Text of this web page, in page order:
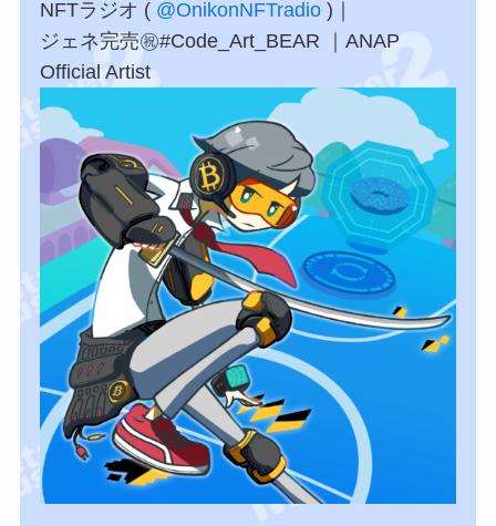
NFTラジオ ( @OnikonNFTradio)｜
ジェネ完売㊗️#Code_Art_BEAR ｜ANAP
Official Artist